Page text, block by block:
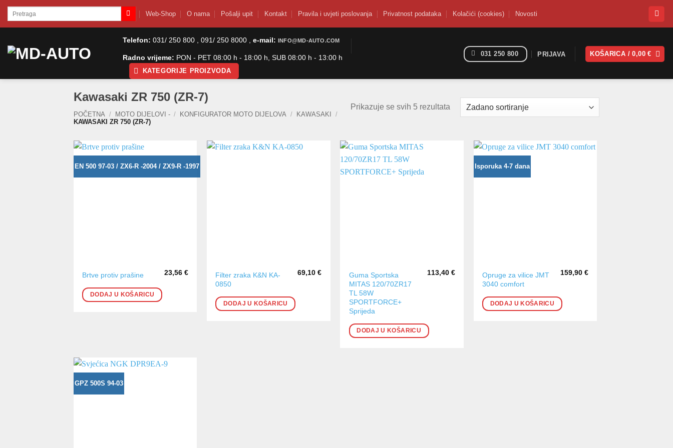
SkipPretraži: Web-Shop O nama Pošalji upit Kontakt Pravila i uvjeti poslovanja Privatnost podataka Kolačići (cookies) Novosti
Telefon: 031/ 250 800 , 091/ 250 8000 , e-mail: INFO@MD-AUTO.COM
Radno vrijeme: PON - PET 08:00 h - 18:00 h, SUB 08:00 h - 13:00 h
KATEGORIJE PROIZVODA
031 250 800 PRIJAVA KOŠARICA /0,00€
Kawasaki ZR 750 (ZR-7)
POČETNA / MOTO DIJELOVI - / KONFIGURATOR MOTO DIJELOVA / KAWASAKI
/
KAWASAKI ZR 750 (ZR-7)
Prikazuje se svih 5 rezultata
EN 500 97-03 / ZX6-R -2004 / ZX9-R -1997
Brtve protiv prašine 23,56€
DODAJ U KOŠARICU
Filter zraka K&N KA-
0850
69,10€
DODAJ U KOŠARICU
Guma Sportska
MITAS 120/70ZR17
TL 58W
SPORTFORCE+
Sprijeda
113,40 €
DODAJ U KOŠARICU
Isporuka 4-7 dana
Opruge za vilice JMT
3040 comfort
159,90 €
DODAJ U KOŠARICU
GPZ 500S 94-03